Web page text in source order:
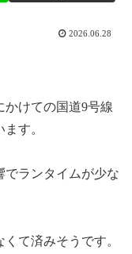
2026.06.28
かけての国道9号線
す。
でランタイムが少な
て済みそうです。